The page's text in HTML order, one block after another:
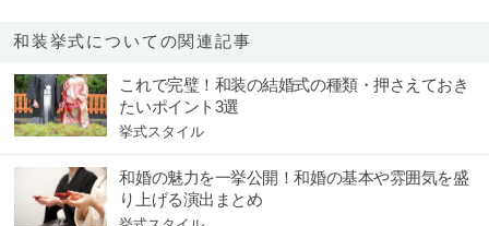
和装挙式についての関連記事
これで完璧！和装の結婚式の種類・押さえておき
たいポイント3選
挙式スタイル
和婚の魅力を一挙公開！和婚の基本や雰囲気を盛
り上げる演出まとめ